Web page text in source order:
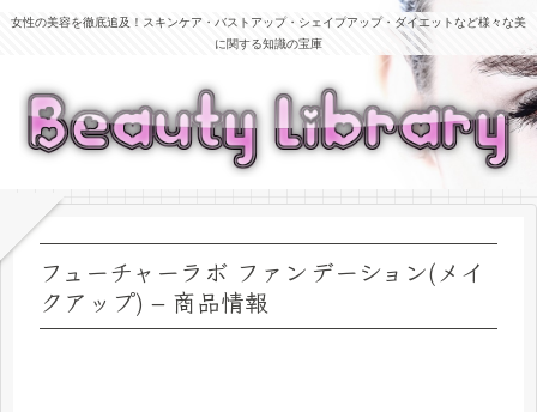
女性の美容を徹底追及！スキンケア・バストアップ・シェイプアップ・ダイエットなど様々な美
に関する知識の宝庫
フューチャーラボ ファンデーション(メイ
クアップ) – 商品情報